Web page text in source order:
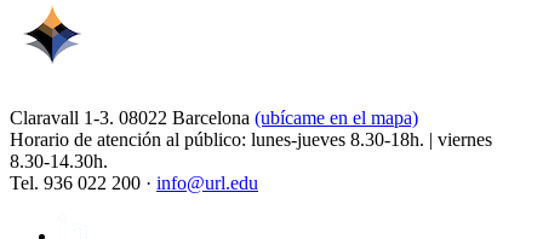
Claravall 1-3. 08022 Barcelona (ubícame en el mapa)
Horario de atención al público: lunes-jueves 8.30-18h. | viernes
8.30-14.30h.
Tel. 936 022 200 · info@url.edu